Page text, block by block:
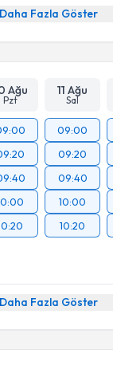
Daha Fazla Göster
Ağu
Pzt
11 Ağu
Sal
09:00
09:20
09:40
10:00
10:20
Daha Fazla Göster